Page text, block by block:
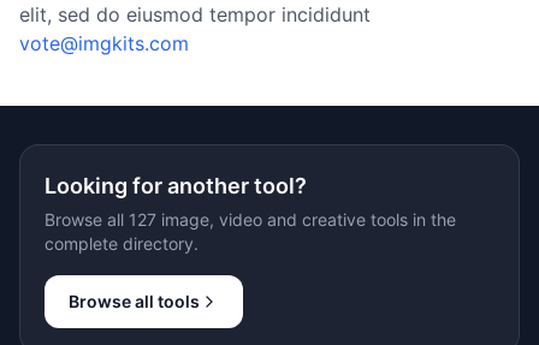
elit, sed do eiusmod tempor incididunt
vote@imgkits.com
Looking for another tool?
Browse all 127 image, video and creative tools in the
complete directory.
Browse all tools